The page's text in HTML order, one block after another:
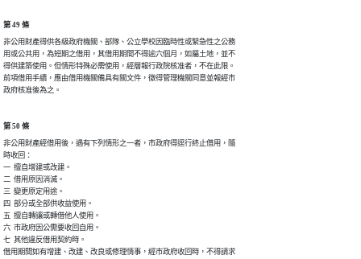
第 49 條
非公用財產得供各級政府機關、部隊、公立學校因臨時性或緊急性之公務
用或公共用，為短期之借用，其借用期間不得逾六個月，如屬土地，並不
得供建築使用。但情形特殊必需使用，經層報行政院核准者，不在此限。
前項借用手續，應由借用機關備具有關文件，徵得管理機關同意並報經市
政府核准後為之。
第 50 條
非公用財產經借用後，遇有下列情形之一者，市政府得逕行終止借用，隨
時收回：
一  擅自增建或改建。
二  借用原因消滅。
三  變更原定用途。
四  部分或全部供收益使用。
五  擅自轉讓或轉借他人使用。
六  市政府因公需要收回自用。
七  其他違反借用契約時。
借用期間如有增建、改建、改良或修理情事，經市政府收回時，不得請求